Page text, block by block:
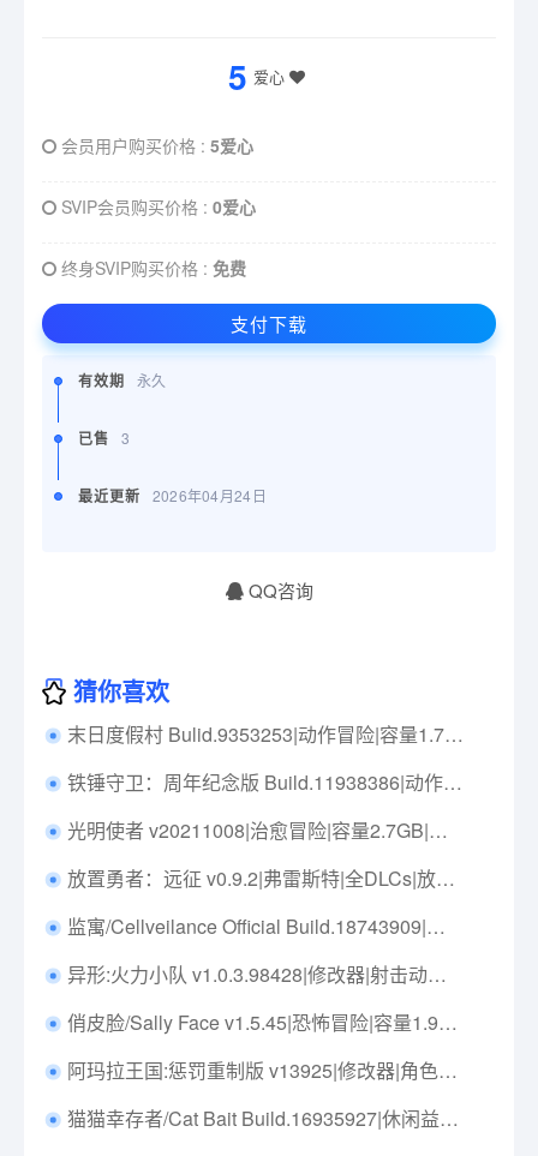
5 爱心
会员用户购买价格 : 5爱心
SVIP会员购买价格 : 0爱心
终身SVIP购买价格 : 免费
支付下载
有效期 永久
已售 3
最近更新 2026年04月24日
QQ咨询
猜你喜欢
末日度假村 Bulid.9353253|动作冒险|容量1.7GB|免安装绿色中文版|支持键盘.鼠标.手柄
铁锤守卫：周年纪念版 Build.11938386|动作冒险|容量386MB|免安装绿色中文版|支持键盘.鼠标.手柄
光明使者 v20211008|治愈冒险|容量2.7GB|免安装绿色中文版|支持键盘.鼠标.手柄
放置勇者：远征 v0.9.2|弗雷斯特|全DLCs|放置策略|容量1.8GB|免安装绿色中文版|支持键盘.鼠标
监寓/Cellveilance Official Build.18743909|角色扮演|容量56.8GB|免安装绿色中文版|支持键盘.鼠标
异形:火力小队 v1.0.3.98428|修改器|射击动作|容量32.3GB|免安装绿色中文版|支持键盘.鼠标.手柄
俏皮脸/Sally Face v1.5.45|恐怖冒险|容量1.9G|免安装绿色中文版|支持键盘.鼠标.手柄
阿玛拉王国:惩罚重制版 v13925|修改器|角色扮演|容量44.3GB|免安装绿色中文版|支持键盘.鼠标.手柄
猫猫幸存者/Cat Bait Build.16935927|休闲益智|容量232MB|免安装绿色中文版|支持键盘.鼠标.手柄